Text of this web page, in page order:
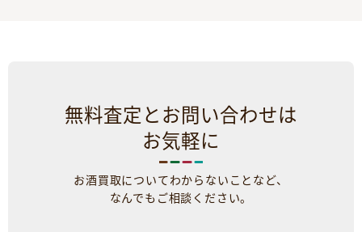
無料査定とお問い合わせは
お気軽に
お酒買取についてわからないことなど、
なんでもご相談ください。